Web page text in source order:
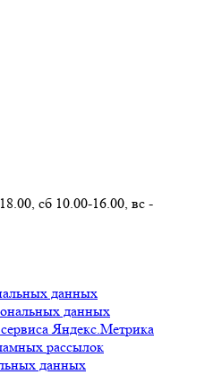
сб 10.00-16.00, вс -
данных
данных
Яндекс.Метрика
рассылок
данных